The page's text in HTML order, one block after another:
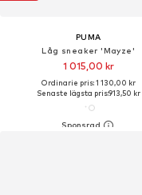
PUMA
Låg sneaker 'Mayze'
1 015,00 kr
Ordinarie pris: 1 130,00 kr
Senaste lägsta pris:913,50 kr